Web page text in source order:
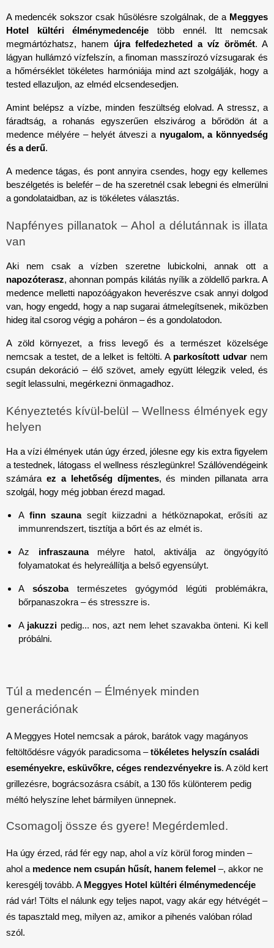
A medencék sokszor csak hűsölésre szolgálnak, de a Meggyes
Hotel kültéri élménymedencéje több ennél. Itt nemcsak
megmártózhatsz, hanem újra felfedezheted a víz örömét. A
lágyan hullámzó vízfelszín, a finoman masszírozó vízsugarak és
a hőmérséklet tökéletes harmóniája mind azt szolgálják, hogy a
tested ellazuljon, az elméd elcsendesedjen.
Amint belépsz a vízbe, minden feszültség elolvad. A stressz, a
fáradtság, a rohanás egyszerűen elszivárog a bőrödön át a
medence mélyére – helyét átveszi a nyugalom, a könnyedség
és a derű.
A medence tágas, és pont annyira csendes, hogy egy kellemes
beszélgetés is belefér – de ha szeretnél csak lebegni és elmerülni
a gondolataidban, az is tökéletes választás.
Napfényes pillanatok – Ahol a délutánnak is illata
van
napozóterasz, ahonnan pompás kilátás nyílik a zöldellő parkra. A
medence melletti napozóágyakon heverészve csak annyi dolgod
van, hogy engedd, hogy a nap sugarai átmelegítsenek, miközben
hideg ital csorog végig a poháron – és a gondolatodon.
A zöld környezet, a friss levegő és a természet közelsége
nemcsak a testet, de a lelket is feltölti. A parkosított udvar nem
csupán dekoráció – élő szövet, amely együtt lélegzik veled, és
segít lelassulni, megérkezni önmagadhoz.
Kényeztetés kívül-belül – Wellness élmények egy
helyen
Ha a vízi élmények után úgy érzed, jólesne egy kis extra figyelem
a testednek, látogass el wellness részlegünkre! Szállóvendégeink
számára ez a lehetőség díjmentes, és minden pillanata arra
szolgál, hogy még jobban érezd magad.
A finn szaunasegít kiizzadni a hétköznapokat, erősíti az
immunrendszert, tisztítja a bőrt és az elmét is.
Az infraszaunamélyre hatol, aktiválja az öngyógyító
folyamatokat és helyreállítja a belső egyensúlyt.
A sószobatermészetes gyógymód légúti problémákra,
bőrpanaszokra – és stresszre is.
A jakuzzi pedig... nos, azt nem lehet szavakba önteni. Ki kell
próbálni.
Túl a medencén – Élmények minden
generációnak
A Meggyes Hotel nemcsak a párok, barátok vagy magányos
feltöltődésre vágyók paradicsoma –tökéletes helyszín családi
eseményekre, esküvőkre, céges rendezvényekre is. A zöld kert
grillezésre, bográcsozásra csábít, a 130 fős különterem pedig
méltó helyszíne lehet bármilyen ünnepnek.
Csomagolj össze és gyere! Megérdemled.
Ha úgy érzed, rád fér egy nap, ahol a víz körül forog minden –
ahol a medence nem csupán hűsít, hanem felemel –, akkor ne
keresgélj tovább. A Meggyes Hotel kültéri élménymedencéje
rád vár! Tölts el nálunk egy teljes napot, vagy akár egy hétvégét –
és tapasztald meg, milyen az, amikor a pihenés valóban rólad
szól.